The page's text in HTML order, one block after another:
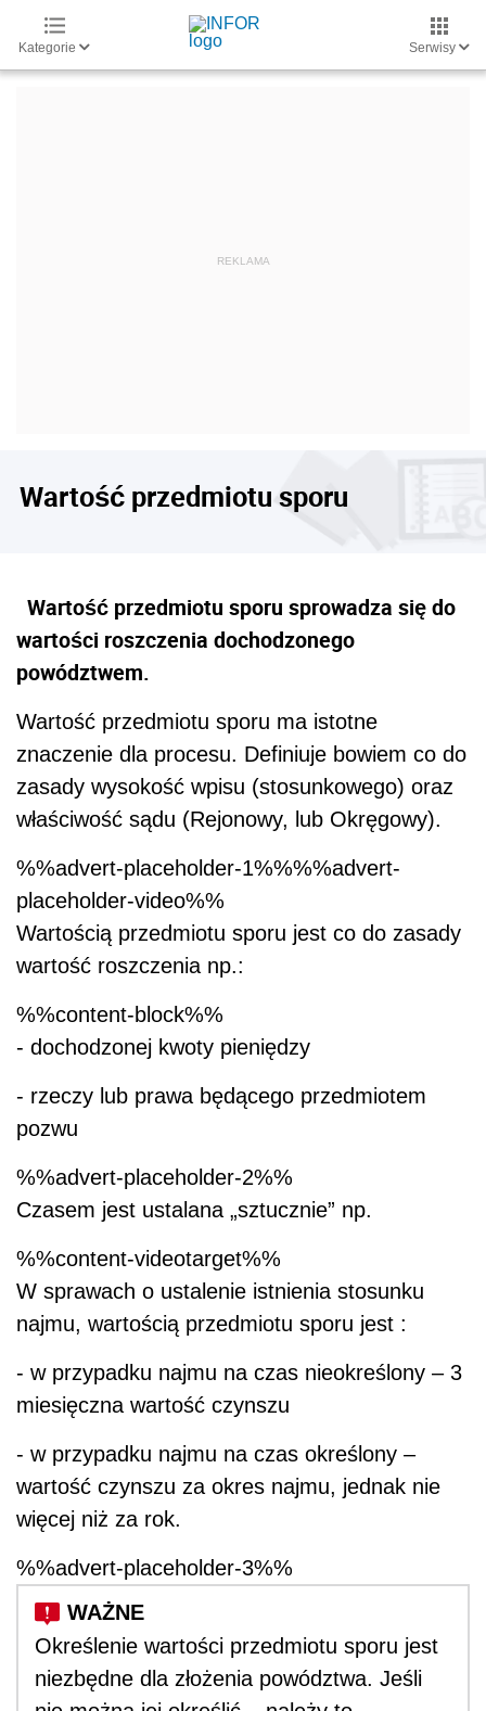
Kategorie Serwisy
Wartość przedmiotu sporu
Wartość przedmiotu sporu sprowadza się do
wartości roszczenia dochodzonego
powództwem.
Wartość przedmiotu sporu ma istotne
znaczenie dla procesu. Definiuje bowiem co do
zasady wysokość wpisu (stosunkowego) oraz
właściwość sądu (Rejonowy, lub Okręgowy).
%%advert-placeholder-1%%%%advert-
placeholder-video%%
Wartością przedmiotu sporu jest co do zasady
wartość roszczenia np.:
%%content-block%%
- dochodzonej kwoty pieniędzy
- rzeczy lub prawa będącego przedmiotem
pozwu
%%advert-placeholder-2%%
Czasem jest ustalana „sztucznie” np.
%%content-videotarget%%
W sprawach o ustalenie istnienia stosunku
najmu, wartością przedmiotu sporu jest :
- w przypadku najmu na czas nieokreślony – 3
miesięczna wartość czynszu
- w przypadku najmu na czas określony –
wartość czynszu za okres najmu, jednak nie
więcej niż za rok.
%%advert-placeholder-3%%
Określenie wartości przedmiotu sporu jest
niezbędne dla złożenia powództwa. Jeśli